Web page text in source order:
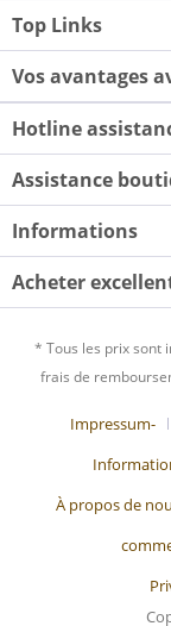
Top Links
Vos avantages
Hotline
Assistance
Informations
Acheter
* Tous les prix sont
frais de
Impressum-
À propos de